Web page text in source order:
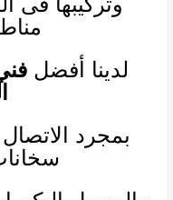
لدينا أفضل
بمجرد